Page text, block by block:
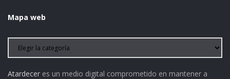
Mapa web
Atardecer es un medio digital comprometido en mantener a